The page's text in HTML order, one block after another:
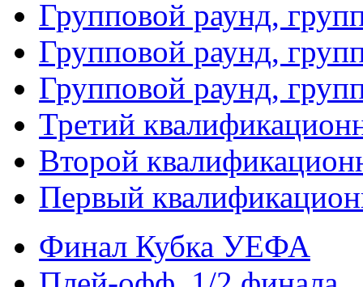
Групповой раунд,
Групповой раунд,
Групповой раунд,
Третий
Второй
Первый
Финал Кубка УЕФА